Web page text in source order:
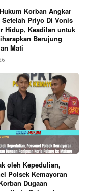
Korban Angkar
Setelah Priyo Di Vonis
Hidup, Keadilan untuk
Berujung
Mati
oleh Kepedulian,
Polsek Kemayoran
Dugaan